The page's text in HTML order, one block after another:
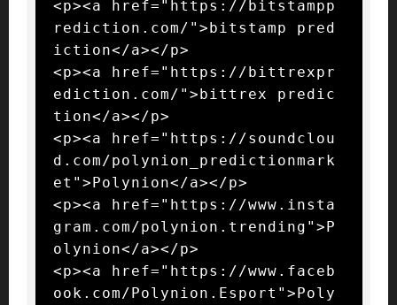
<p><a href="https://bitstampp
rediction.com/">bitstamp pred
iction</a></p>
<p><a href="https://bittrexpr
ediction.com/">bittrex predic
tion</a></p>
<p><a href="https://soundclou
d.com/polynion_predictionmark
et">Polynion</a></p>
<p><a href="https://www.insta
gram.com/polynion.trending">P
olynion</a></p>
<p><a href="https://www.faceb
ook.com/Polynion.Esport">Poly